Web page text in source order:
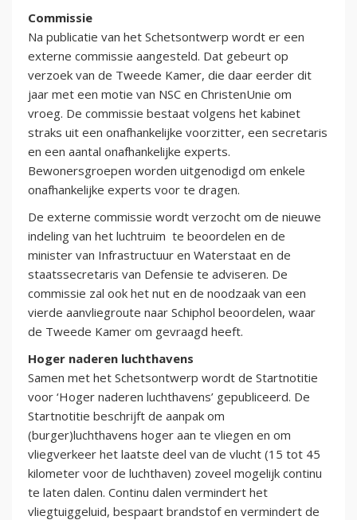
Commissie
Na publicatie van het Schetsontwerp wordt er een
externe commissie aangesteld. Dat gebeurt op
verzoek van de Tweede Kamer, die daar eerder dit
jaar met een motie van NSC en ChristenUnie om
vroeg. De commissie bestaat volgens het kabinet
straks uit een onafhankelijke voorzitter, een secretaris
en een aantal onafhankelijke experts.
Bewonersgroepen worden uitgenodigd om enkele
onafhankelijke experts voor te dragen.
De externe commissie wordt verzocht om de nieuwe
indeling van het luchtruim te beoordelen en de
minister van Infrastructuur en Waterstaat en de
staatssecretaris van Defensie te adviseren. De
commissie zal ook het nut en de noodzaak van een
vierde aanvliegroute naar Schiphol beoordelen, waar
de Tweede Kamer om gevraagd heeft.
Hoger naderen luchthavens
Samen met het Schetsontwerp wordt de Startnotitie
voor ‘Hoger naderen luchthavens’ gepubliceerd. De
Startnotitie beschrijft de aanpak om
(burger)luchthavens hoger aan te vliegen en om
vliegverkeer het laatste deel van de vlucht (15 tot 45
kilometer voor de luchthaven) zoveel mogelijk continu
te laten dalen. Continu dalen vermindert het
vliegtuiggeluid, bespaart brandstof en vermindert de